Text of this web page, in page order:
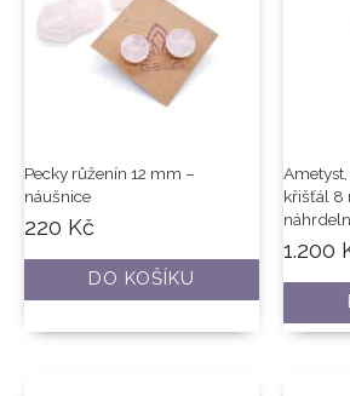
Pecky růženín 12 mm –
náušnice
220 Kč
DO KOŠÍKU
křišťál 8
1.200